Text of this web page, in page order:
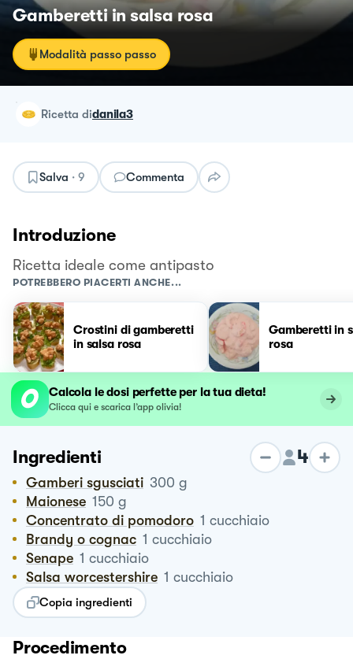
Gamberetti in salsa rosa
Modalità passo passo
ricetta didanila3
Salva · 9 Commenta
Introduzione
Ricetta ideale come antipasto
POTREBBERO PIACERTI ANCHE...
Crostini di gamberetti
in salsa rosa
Gamberetti in
rosa
Calcola le dosi perfette per la tua dieta!
Clicca qui e scarica l’app olivia!
Ingredienti 4
Gamberi sgusciati 300 g
Maionese 150 g
Concentrato di pomodoro 1 cucchiaio
Brandy o cognac 1 cucchiaio
Senape 1 cucchiaio
Salsa worcestershire 1 cucchiaio
Copia ingredienti
Procedimento